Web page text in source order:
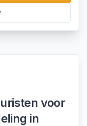
voor
in